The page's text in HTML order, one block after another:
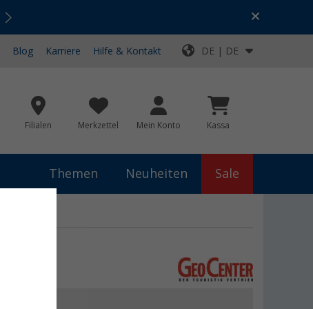
Top-Deals für dein Abenteuer!
Blog Karriere Hilfe & Kontakt DE | DE
Filialen Merkzettel Mein Konto Kassa
Themen Neuheiten Sale